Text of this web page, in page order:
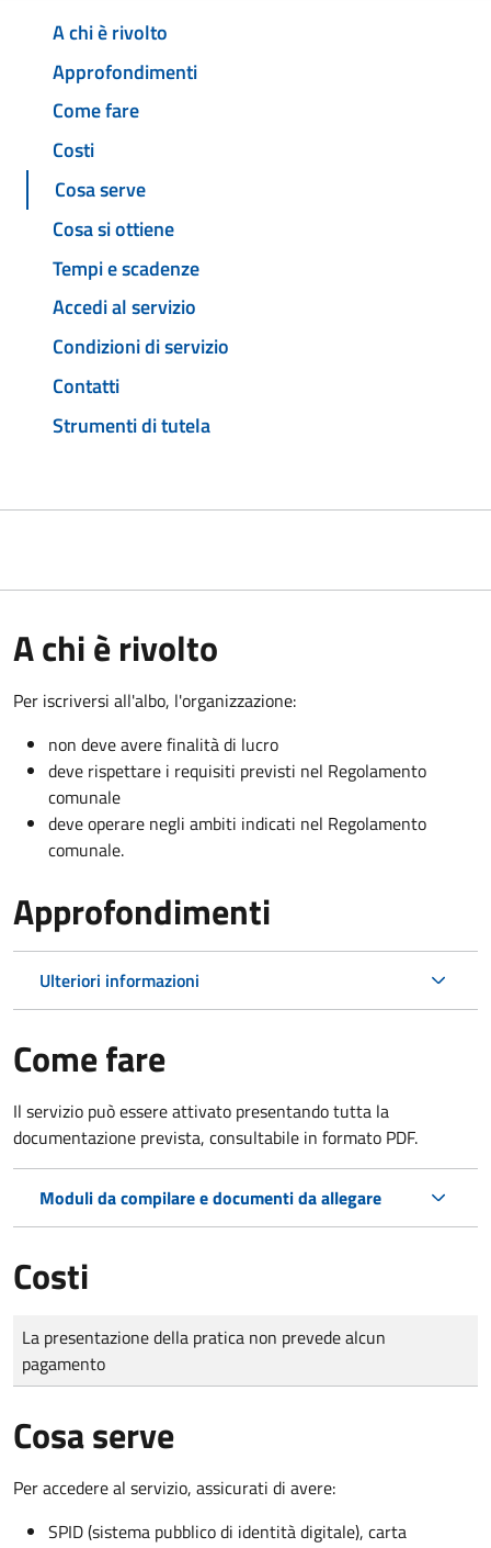
A chi è rivolto
Approfondimenti
Come fare
Costi
Cosa serve
Cosa si ottiene
Tempi e scadenze
Accedi al servizio
Condizioni di servizio
Contatti
Strumenti di tutela
A chi è rivolto
Per iscriversi all'albo, l'organizzazione:
non deve avere finalità di lucro
deve rispettare i requisiti previsti nel Regolamento
comunale
deve operare negli ambiti indicati nel Regolamento
comunale.
Approfondimenti
Ulteriori informazioni
Come fare
Il servizio può essere attivato presentando tutta la
documentazione prevista, consultabile in formato PDF.
Moduli da compilare e documenti da allegare
Costi
Tipo di pagamento
Importo
La presentazione della pratica non prevede alcun
pagamento
Cosa serve
Per accedere al servizio, assicurati di avere:
SPID (sistema pubblico di identità digitale), carta